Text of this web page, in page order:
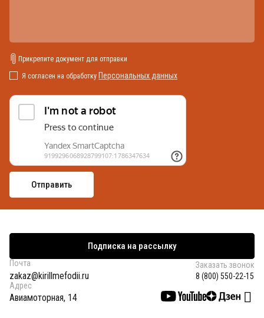
Прикрепите документ для отправки
Я согласен на обработку Персональных данных
Подписка на рассылку
Почта
zakaz@kirillmefodii.ru
Заказать звонок
8 (800) 550-22-15
Адрес
Авиамоторная, 14